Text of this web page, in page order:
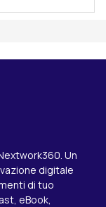
Un
digitale
di tuo
eBook,